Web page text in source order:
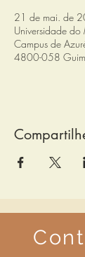
21 de mai. de
Universidade do
Campus de
4800-058